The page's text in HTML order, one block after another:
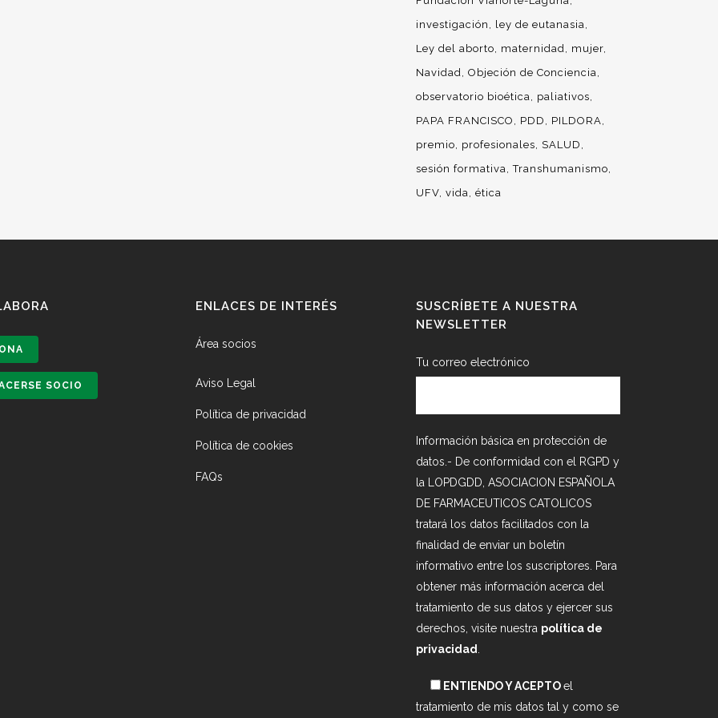
investigación
ley de eutanasia
Ley del aborto
maternidad
mujer
Navidad Objeción de Conciencia
observatorio bioética
paliativos
PAPA FRANCISCO
PDD
PILDORA
premio
profesionales
SALUD
sesión formativa Transhumanismo
UFV vida ética
SOCIO
ENLACES DE INTERÉS
Área socios
Aviso Legal
Política de privacidad
Política de cookies
FAQs
SUSCRÍBETE A NUESTRA
NEWSLETTER
Tu correo electrónico
Información básica en protección de
datos.- De conformidad con el RGPD y
la LOPDGDD, ASOCIACION ESPAÑOLA
DE FARMACEUTICOS CATOLICOS
tratará los datos facilitados con la
finalidad de enviar un boletín
informativo entre los suscriptores. Para
obtener más información acerca del
tratamiento de sus datos y ejercer sus
derechos, visite nuestra política de
privacidad
ENTIENDO Y ACEPTOel
tratamiento de mis datos tal y como se